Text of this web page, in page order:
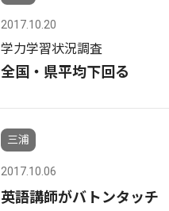
2017.10.20
学力学習状況調査
全国・県平均下回る
三浦
2017.10.06
英語講師がバトンタッチ